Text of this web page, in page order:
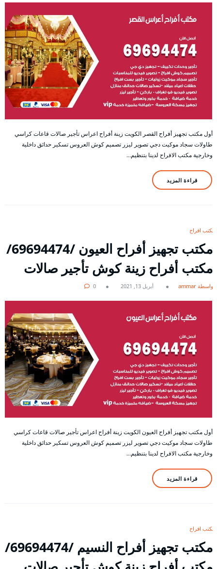
أول مكتب تجهيز أفراح القصر الكويت زينة أفراح اعراس تأجير صالات قاعات كراسي
طاولات سجاد موكيت دجي تصوير ليزر تصميم كوش العروس تسكير حدائق داخلية
وخارجية مكتب الافراح لدينا بتنظيم…
قراءة المزيد
مكتب افراح
مكتب تجهيز أفراح العيون /69694474/
مكتب أفراح زينة كوش تأجير صالات
بواسطة ammar أبريل 13, 2021 0
أول مكتب تجهيز أفراح العيون الكويت زينة أفراح اعراس تأجير صالات قاعات كراسي
طاولات سجاد موكيت دجي تصوير ليزر تصميم كوش العروس تسكير حدائق داخلية
وخارجية مكتب الافراح لدينا بتنظيم…
قراءة المزيد
مكتب افراح
مكتب تجهيز أفراح النسيم /69694474/